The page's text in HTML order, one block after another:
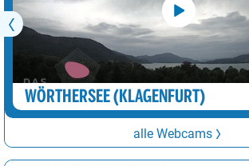
WÖRTHERSEE (KLAGENFURT)
alle Webcams